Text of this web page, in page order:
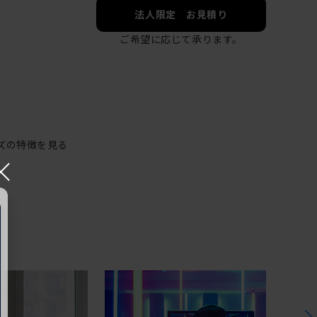
法人限定 お見積り
ご希望に応じて承ります。
の特徴を見る